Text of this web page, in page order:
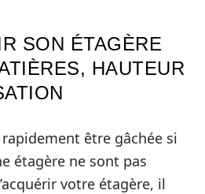
SON ÉTAGÈRE
HAUTEUR
être gâchée si
étagère ne sont pas
votre étagère, il